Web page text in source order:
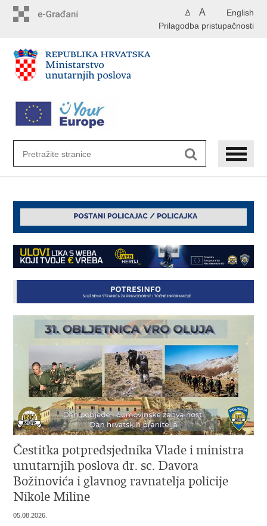
English
A A
Prilagodba pristupačnosti
Čestitka potpredsjednika Vlade i ministra
unutarnjih poslova dr. sc. Davora
Božinovića i glavnog ravnatelja policije
Nikole Miline
05.08.2026.